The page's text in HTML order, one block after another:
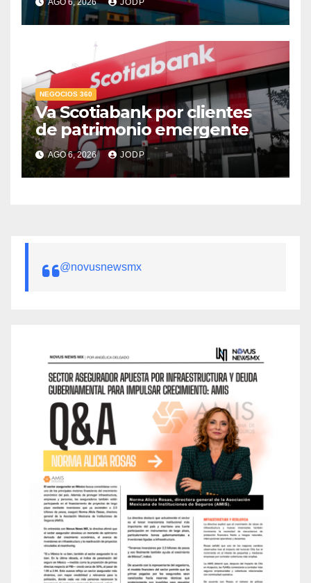
crediticio
NEGOCIOS 360
Va Scotiabank por clientes
de patrimonio emergente
AGO 6, 2026 JODP
@novusnewsmx